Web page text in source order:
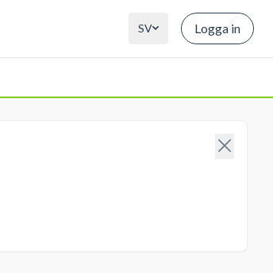
SV Logga in